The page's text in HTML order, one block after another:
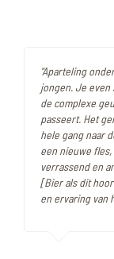
"Aparteling
jongen. Je even
de complexe
passeert. Het
hele gang naar
een nieuwe
verrassend en
[Bier als dit
en ervaring van